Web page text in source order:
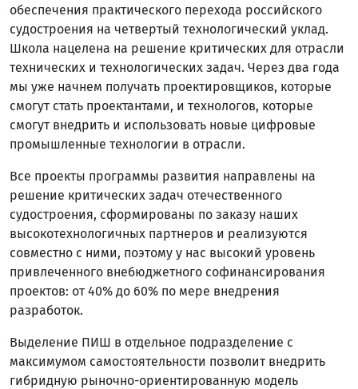
обеспечения практического перехода российского
судостроения на четвертый технологический уклад.
Школа нацелена на решение критических для отрасли
технических и технологических задач. Через два года
мы уже начнем получать проектировщиков, которые
смогут стать проектантами, и технологов, которые
смогут внедрить и использовать новые цифровые
промышленные технологии в отрасли.
Все проекты программы развития направлены на
решение критических задач отечественного
судостроения, сформированы по заказу наших
высокотехнологичных партнеров и реализуются
совместно с ними, поэтому у нас высокий уровень
привлеченного внебюджетного софинансирования
проектов: от 40% до 60% по мере внедрения
разработок.
Выделение ПИШ в отдельное подразделение с
максимумом самостоятельности позволит внедрить
гибридную рыночно-ориентированную модель